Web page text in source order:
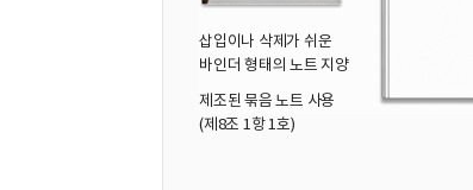
삽입이나 삭제가 쉬운
바인더 형태의 노트 지양
제조된 묶음 노트 사용
(제8조 1항 1호)